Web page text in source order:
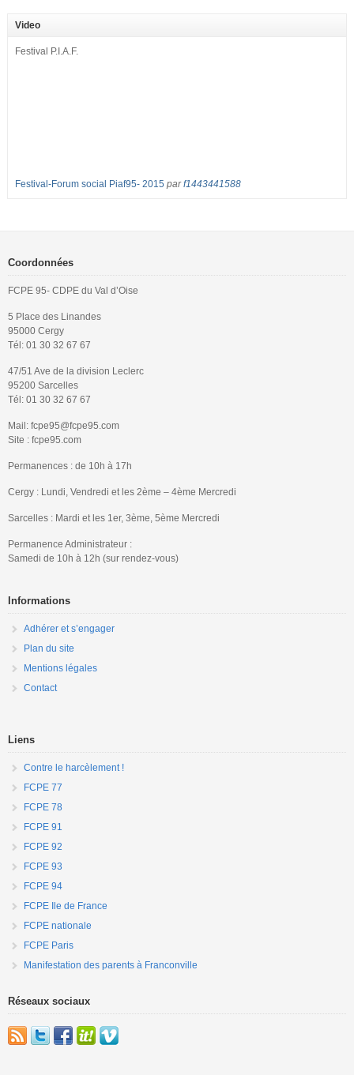
nombreuses classes de première et […]
Video
Festival P.I.A.F.
Festival-Forum social Piaf95- 2015 parf1443441588
Coordonnées
FCPE 95- CDPE du Val d’Oise
5 Place des Linandes
95000 Cergy
Tél: 01 30 32 67 67
47/51 Ave de la division Leclerc
95200 Sarcelles
Tél: 01 30 32 67 67
Mail: fcpe95@fcpe95.com
Site : fcpe95.com
Permanences : de 10h à 17h
Cergy : Lundi, Vendredi et les 2ème – 4ème Mercredi
Sarcelles : Mardi et les 1er, 3ème, 5ème Mercredi
Permanence Administrateur :
Samedi de 10h à 12h (sur rendez-vous)
Informations
Adhérer et s’engager
Plan du site
Mentions légales
Contact
Liens
Contre le harcèlement !
FCPE 77
FCPE 78
FCPE 91
FCPE 92
FCPE 93
FCPE 94
FCPE Ile de France
FCPE nationale
FCPE Paris
Manifestation des parents à Franconville
Réseaux sociaux